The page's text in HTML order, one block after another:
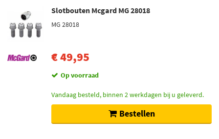
Slotbouten Mcgard MG 28018
MG 28018
€ 49,95
Op voorraad
Vandaag besteld, binnen 2 werkdagen bij u geleverd.
Bestellen